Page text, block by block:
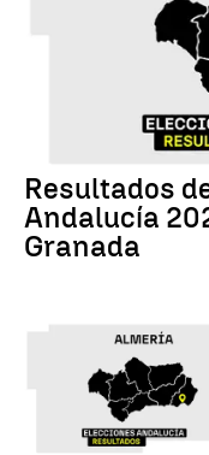
Resultados
Andalucía
Granada